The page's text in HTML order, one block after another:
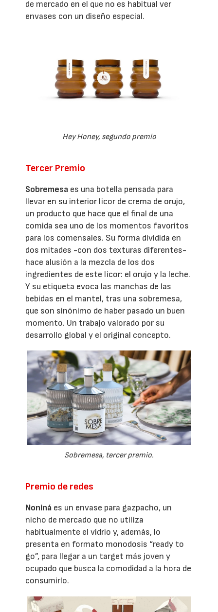
de mercado en el que no es habitual ver
envases con un diseño especial.
Hey Honey, segundo premio
Tercer Premio
Sobremesa es una botella pensada para
llevar en su interior licor de crema de orujo,
un producto que hace que el final de una
comida sea uno de los momentos favoritos
para los comensales. Su forma dividida en
dos mitades -con dos texturas diferentes-
hace alusión a la mezcla de los dos
ingredientes de este licor: el orujo y la leche.
Y su etiqueta evoca las manchas de las
bebidas en el mantel, tras una sobremesa,
que son sinónimo de haber pasado un buen
momento. Un trabajo valorado por su
desarrollo global y el original concepto.
Sobremesa, tercer premio.
Premio de redes
Noniná es un envase para gazpacho, un
nicho de mercado que no utiliza
habitualmente el vidrio y, además, lo
presenta en formato monodosis “ready to
go”, para llegar a un target más joven y
ocupado que busca la comodidad a la hora de
consumirlo.